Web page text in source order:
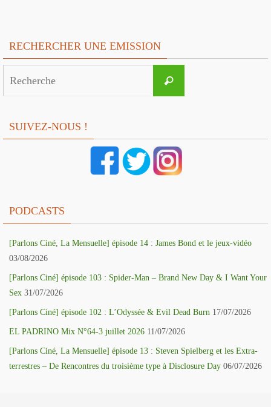
RECHERCHER UNE EMISSION
Recherche
SUIVEZ-NOUS !
PODCASTS
[Parlons Ciné, La Mensuelle] épisode 14 : James Bond et le jeux-vidéo
03/08/2026
[Parlons Ciné] épisode 103 : Spider-Man – Brand New Day & I Want Your
Sex 31/07/2026
[Parlons Ciné] épisode 102 : L’Odyssée & Evil Dead Burn 17/07/2026
EL PADRINO Mix N°64-3 juillet 2026 11/07/2026
[Parlons Ciné, La Mensuelle] épisode 13 : Steven Spielberg et les Extra-
terrestres – De Rencontres du troisième type à Disclosure Day 06/07/2026